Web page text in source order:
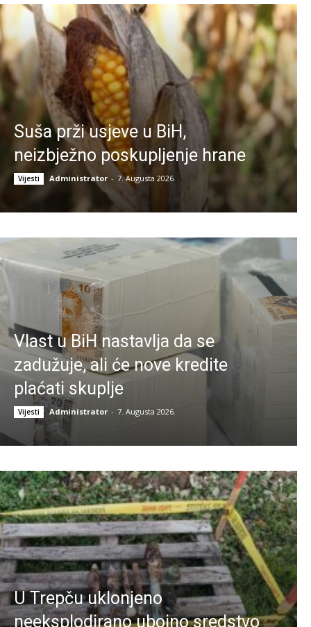
Suša prži usjeve u BiH,
neizbježno poskupljenje hrane
Vijesti Administrator - 7. Augusta 2026.
Vlast u BiH nastavlja da se
zadužuje, ali će nove kredite
plaćati skuplje
Vijesti Administrator - 7. Augusta 2026.
U Trepču uklonjeno
neeksplodirano ubojno sredstvo